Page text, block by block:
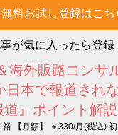
料お試し登録はこち
が気に入ったら登録
海外販路コンサ
日本で報道され
道』ポイント解説
裕 【月額】 ￥330/月(税込)